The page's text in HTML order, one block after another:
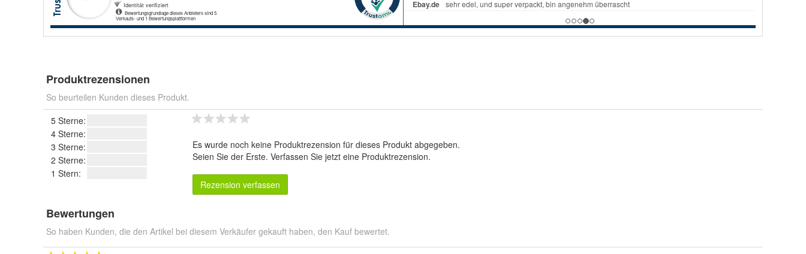
Produktrezensionen
So beurteilen Kunden dieses Produkt.
5 Sterne:
4 Sterne:
3 Sterne:
2 Sterne:
1 Stern:
Es wurde noch keine Produktrezension für dieses Produkt abgegeben.
Seien Sie der Erste. Verfassen Sie jetzt eine Produktrezension.
Rezension verfassen
Bewertungen
So haben Kunden, die den Artikel bei diesem Verkäufer gekauft haben, den Kauf bewertet.